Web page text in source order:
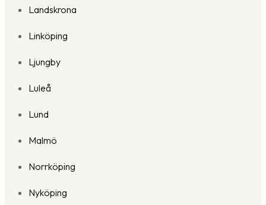
Landskrona
Linköping
Ljungby
Luleå
Lund
Malmö
Norrköping
Nyköping